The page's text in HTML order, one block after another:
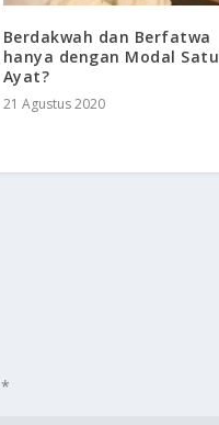
Berdakwah dan Berfatwa
hanya dengan Modal Satu
Ayat?
21 Agustus 2020
*